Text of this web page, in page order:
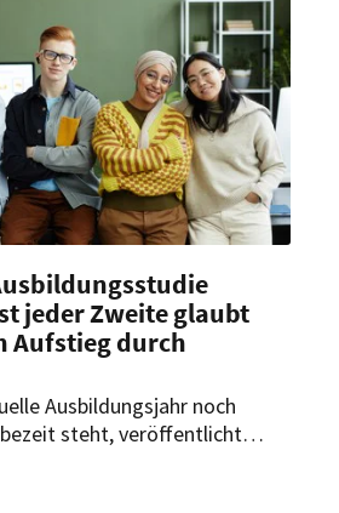
jeder Zweite glaubt
Aufstieg durch
Ausbildungsjahr noch
steht, veröffentlicht